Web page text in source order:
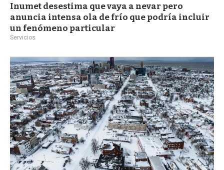
Inumet desestima que vaya a nevar pero
anuncia intensa ola de frío que podría incluir
un fenómeno particular
Servicios